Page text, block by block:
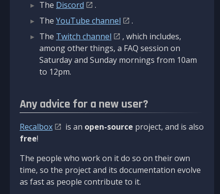
The Discord
.
The YouTube channel
.
The Twitch channel
, which includes,
among other things, a FAQ session on
Saturday and Sunday mornings from 10am
to 12pm.
Any advice for a new user?
Recalbox is an open-source project, and is also
free!
The people who work on it do so on their own
time, so the project and its documentation evolve
as fast as people contribute to it.